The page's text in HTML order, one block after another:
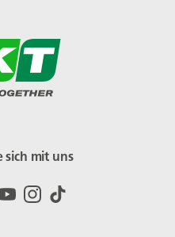
sich mit uns